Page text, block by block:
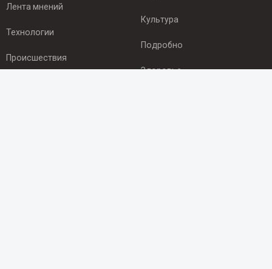
Лента мнений
Технологии
Происшествия
Культура
Подробно
Здоровье